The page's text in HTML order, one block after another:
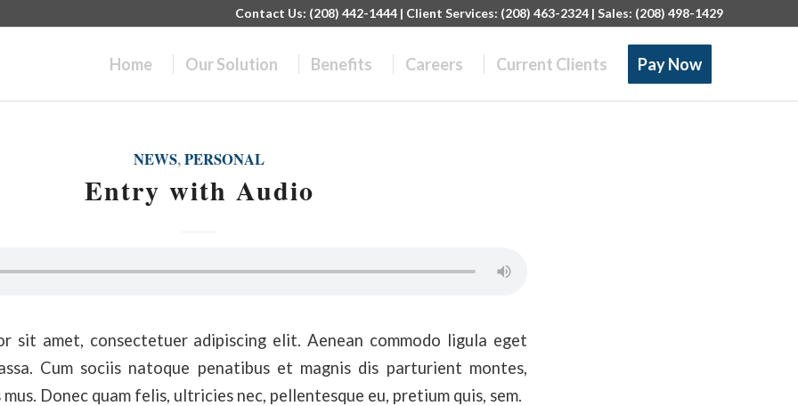
Contact Us: (208) 442-1444 | Client Services: (208) 463-2324 | Sales: (208) 498-1429
Home Our Solution Benefits Careers Current Clients Pay Now
NEWS,PERSONAL
Entry with Audio
sit amet, consectetuer adipiscing elit. Aenean commodo ligula eget
Cum sociis natoque penatibus et magnis dis parturient montes,
Donec quam felis, ultricies nec, pellentesque eu, pretium quis, sem.